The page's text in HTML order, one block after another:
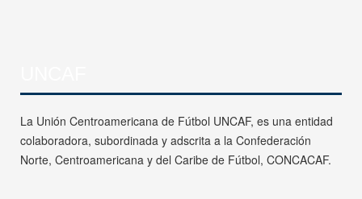
La Unión Centroamericana de Fútbol UNCAF, es una entidad
colaboradora, subordinada y adscrita a la Confederación
Norte, Centroamericana y del Caribe de Fútbol, CONCACAF.